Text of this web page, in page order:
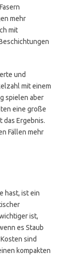
mehr
mit
und
mit einem
spielen aber
eine große
das Ergebnis.
Fällen mehr
hast, ist ein
ist,
es Staub
sind
kompakten